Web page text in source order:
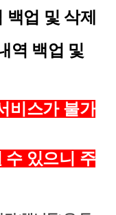
업 및 삭제
역 백업 및
비스가 불가
수 있으니 주